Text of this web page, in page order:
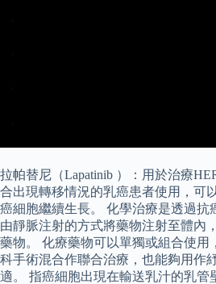
拉帕替尼（Lapatinib ）：用於治療
合出現轉移情況的乳癌患者使用，可
癌細胞繼續生長。 化學治療是透過抗
由靜脈注射的方式將藥物注射至體內
藥物。 化療藥物可以單獨或組合使用
科手術混合作聯合治療，也能夠用作
適。 指癌細胞出現在輸送乳汁的乳管